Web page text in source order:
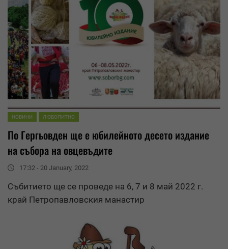
НОВИНИ ЛЮБОПИТНО
По Гергьовден ще е юбилейното десето издание
на събора на овцевъдите
17:32 - 20 January, 2022
Събитието ще се проведе на 6, 7 и 8 май 2022 г.
край Петропавловския манастир